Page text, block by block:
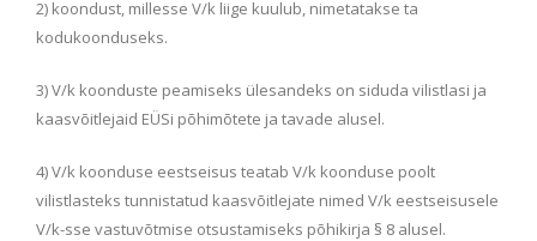
2) koondust, millesse V/k liige kuulub, nimetatakse ta
kodukoonduseks.
3) V/k koonduste peamiseks ülesandeks on siduda vilistlasi ja
kaasvõitlejaid EÜSi põhimõtete ja tavade alusel.
4) V/k koonduse eestseisus teatab V/k koonduse poolt
vilistlasteks tunnistatud kaasvõitlejate nimed V/k eestseisusele
V/k-sse vastuvõtmise otsustamiseks põhikirja § 8 alusel.